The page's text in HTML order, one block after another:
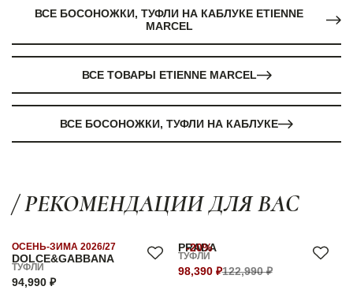
ВСЕ БОСОНОЖКИ, ТУФЛИ НА КАБЛУКЕ ETIENNE
MARCEL
ВСЕ ТОВАРЫ ETIENNE MARCEL
ВСЕ БОСОНОЖКИ, ТУФЛИ НА КАБЛУКЕ
/ РЕКОМЕНДАЦИИ ДЛЯ ВАС
DOLCE&GABBANA
ОСЕНЬ-ЗИМА 2026/27
ТУФЛИ
94,990 ₽
-20%
PRADA
ТУФЛИ
98,390 ₽122,990 ₽